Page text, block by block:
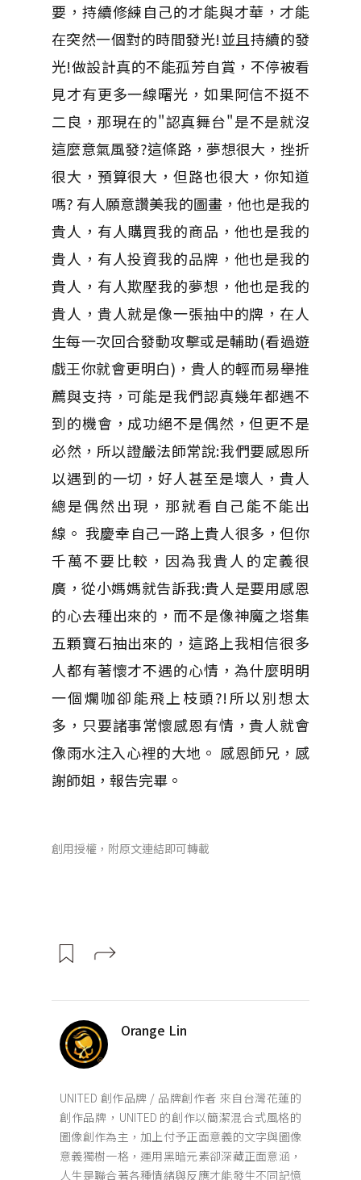
要，持續修練自己的才能與才華，才能
在突然一個對的時間發光!並且持續的發
光!做設計真的不能孤芳自賞，不停被看
見才有更多一線曙光，如果阿信不挺不
二良，那現在的"認真舞台"是不是就沒
這麼意氣風發?這條路，夢想很大，挫折
很大，預算很大，但路也很大，你知道
嗎? 有人願意讚美我的圖畫，他也是我的
貴人，有人購買我的商品，他也是我的
貴人，有人投資我的品牌，他也是我的
貴人，有人欺壓我的夢想，他也是我的
貴人，貴人就是像一張抽中的牌，在人
生每一次回合發動攻擊或是輔助(看過遊
戲王你就會更明白)，貴人的輕而易舉推
薦與支持，可能是我們認真幾年都遇不
到的機會，成功絕不是偶然，但更不是
必然，所以證嚴法師常說:我們要感恩所
以遇到的一切，好人甚至是壞人，貴人
總是偶然出現，那就看自己能不能出
線。 我慶幸自己一路上貴人很多，但你
千萬不要比較，因為我貴人的定義很
廣，從小媽媽就告訴我:貴人是要用感恩
的心去種出來的，而不是像神魔之塔集
五顆寶石抽出來的，這路上我相信很多
人都有著懷才不遇的心情，為什麼明明
一個爛咖卻能飛上枝頭?!所以別想太
多，只要諸事常懷感恩有情，貴人就會
像雨水注入心裡的大地。 感恩師兄，感
謝師姐，報告完畢。
創用授權，附原文連結即可轉載
Orange Lin
UNITED 創作品牌 / 品牌創作者 來自台灣花蓮的
創作品牌，UNITED 的創作以簡潔混合式風格的
圖像創作為主，加上付予正面意義的文字與圖像
意義獨樹一格，運用黑暗元素卻深藏正面意涵，
人生是聯合著各種情緒與反應才能發生不同記憶